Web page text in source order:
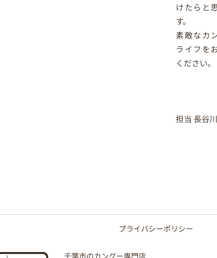
けたらと
す。
素敵なカ
ライフを
ください。
担当 長谷川
プライバシーポリシー
千葉市のカングー専門店